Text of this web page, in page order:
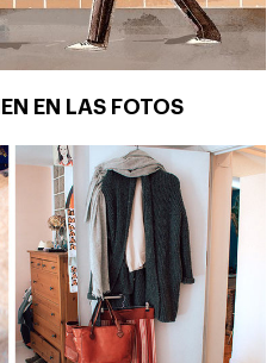
EN LAS FOTOS